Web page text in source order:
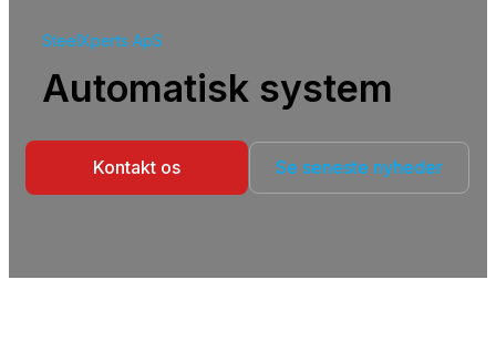
SteelXperts ApS
Automatisk system
Kontakt os Se seneste nyheder